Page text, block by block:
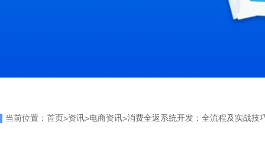
当前位置： 首页>资讯>电商资讯>消费全返系统开发：全流程及实战技